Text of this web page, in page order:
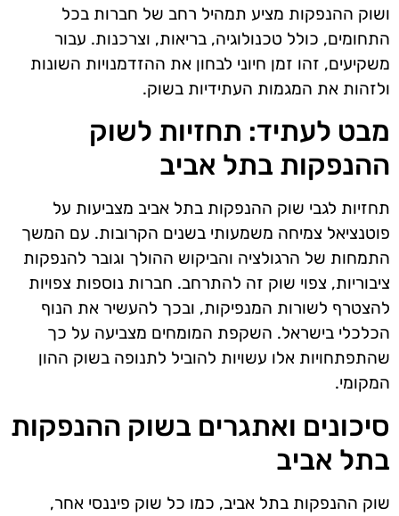
ושוק ההנפקות מציע תמהיל רחב של חברות בכל
התחומים, כולל טכנולוגיה, בריאות, וצרכנות. עבור
משקיעים, זהו זמן חיוני לבחון את ההזדמנויות השונות
ולזהות את המגמות העתידיות בשוק.
מבט לעתיד: תחזיות לשוק
ההנפקות בתל אביב
תחזיות לגבי שוק ההנפקות בתל אביב מצביעות על
פוטנציאל צמיחה משמעותי בשנים הקרובות. עם המשך
התמחות של הרגולציה והביקוש ההולך וגובר להנפקות
ציבוריות, צפוי שוק זה להתרחב. חברות נוספות צפויות
להצטרף לשורות המנפיקות, ובכך להעשיר את הנוף
הכלכלי בישראל. השקפת המומחים מצביעה על כך
שהתפתחויות אלו עשויות להוביל לתנופה בשוק ההון
המקומי.
סיכונים ואתגרים בשוק ההנפקות
בתל אביב
שוק ההנפקות בתל אביב, כמו כל שוק פיננסי אחר,